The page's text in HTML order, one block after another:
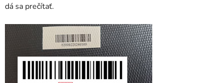
dá sa prečítať.